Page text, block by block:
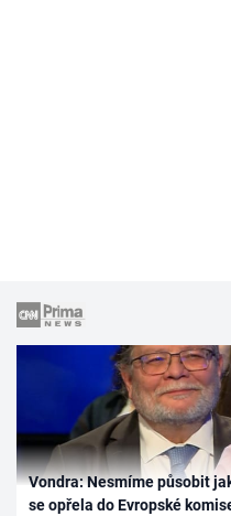
Vondra: Nesmíme působit
se opřela do Evropské